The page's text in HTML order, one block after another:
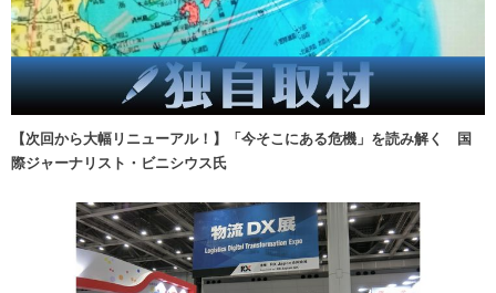
【次回から大幅リニューアル！】「今そこにある危機」を読み解く 国
際ジャーナリスト・ビニシウス氏